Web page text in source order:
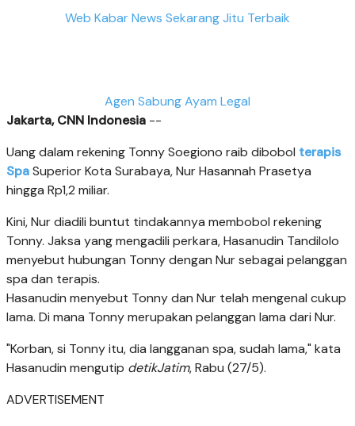
Web Kabar News Sekarang Jitu Terbaik
Agen Sabung Ayam Legal
Jakarta, CNN Indonesia --
Uang dalam rekening Tonny Soegiono raib dibobol terapis
SpaSuperior Kota Surabaya, Nur Hasannah Prasetya
hingga Rp1,2 miliar.
Kini, Nur diadili buntut tindakannya membobol rekening
Tonny. Jaksa yang mengadili perkara, Hasanudin Tandilolo
menyebut hubungan Tonny dengan Nur sebagai pelanggan
spa dan terapis.
Hasanudin menyebut Tonny dan Nur telah mengenal cukup
lama. Di mana Tonny merupakan pelanggan lama dari Nur.
"Korban, si Tonny itu, dia langganan spa, sudah lama," kata
Hasanudin mengutip detikJatim, Rabu (27/5).
ADVERTISEMENT